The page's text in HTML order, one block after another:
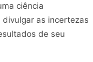
ciência
as incertezas
de seu